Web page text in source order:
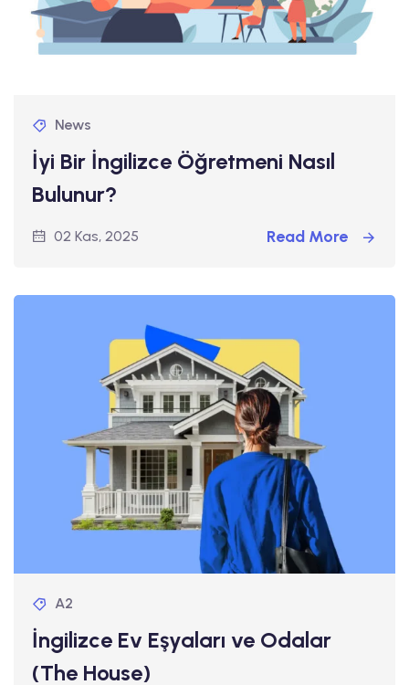
News
İyi Bir İngilizce Öğretmeni Nasıl
Bulunur?
02 Kas, 2025 Read More
A2
İngilizce Ev Eşyaları ve Odalar
(The House)